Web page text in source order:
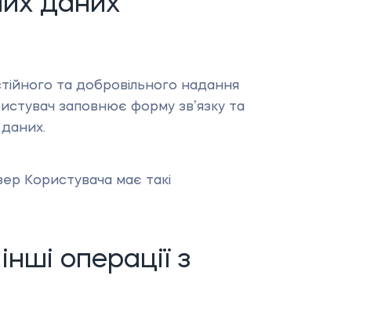
та добровільного надання
заповнює форму звʼязку та
Користувача має такі
операції з